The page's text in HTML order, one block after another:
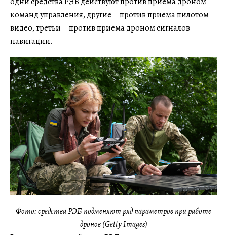
команд управления, другие – против приема пилотом
видео, третьи – против приема дроном сигналов
навигации.
Фото: средства РЭБ подменяют ряд параметров при работе
дронов (Getty Images)